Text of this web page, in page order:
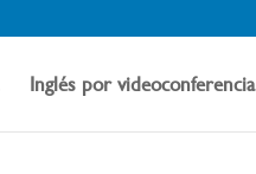
Inglés por videoconferencia